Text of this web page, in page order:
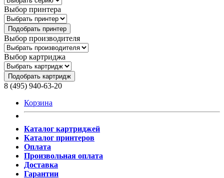
Выбор принтера
Подобрать принтер
Выбор производителя
Выбор картриджа
Подобрать картридж
8 (495) 940-63-20
Корзина
Каталог картриджей
Каталог принтеров
Оплата
Произвольная оплата
Доставка
Гарантии